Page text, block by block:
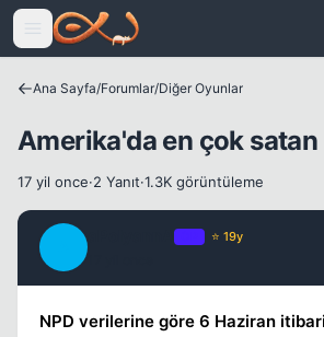
Icerige atla
Ana Sayfa/Forumlar/Diğer Oyunlar
Amerika'da en çok satan
17 yil once·2 Yanıt·1.3K görüntüleme
⭐ 19y
NPD verilerine göre 6 Haziran